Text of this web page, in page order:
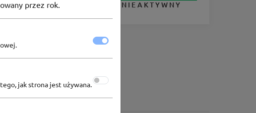
KUPON NIEAKTYWNY
przez rok.
jak strona jest używana.